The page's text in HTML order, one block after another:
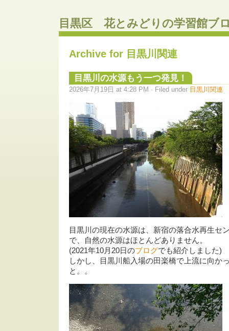
目黒区 花とみどりの学習館ブ
Archive for 目黒川関連
目黒川の水源もう一つ発見！
2026年7月19日 at 4:28 PM · Filed under 目黒川関連
目黒川の現在の水源は、新宿の落合水再生セ
で、自然の水源はほとんどありません。
(2021年10月20日のブログでも紹介しました)
しかし、目黒川船入場の田楽橋で上流に向か
と。。